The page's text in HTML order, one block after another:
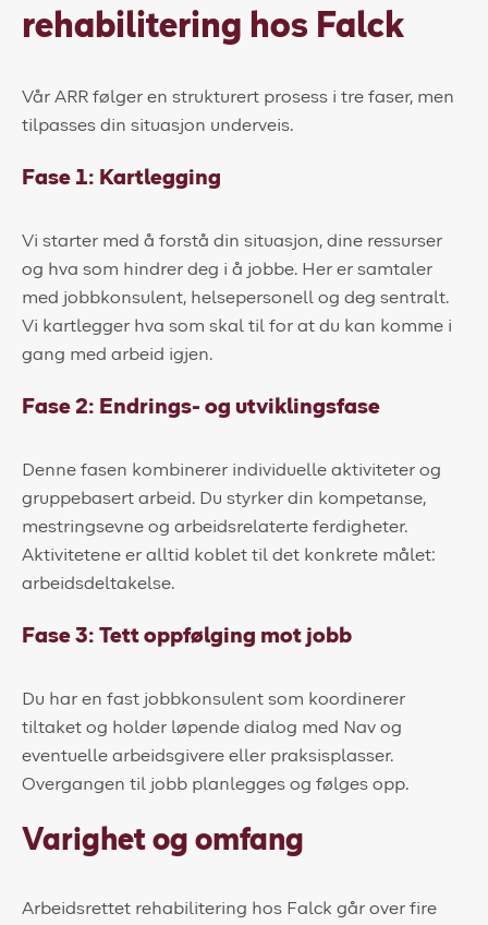
rehabilitering hos Falck
Vår ARR følger en strukturert prosess i tre faser, men
tilpasses din situasjon underveis.
Fase 1: Kartlegging
Vi starter med å forstå din situasjon, dine ressurser
og hva som hindrer deg i å jobbe. Her er samtaler
med jobbkonsulent, helsepersonell og deg sentralt.
Vi kartlegger hva som skal til for at du kan komme i
gang med arbeid igjen.
Fase 2: Endrings- og utviklingsfase
Denne fasen kombinerer individuelle aktiviteter og
gruppebasert arbeid. Du styrker din kompetanse,
mestringsevne og arbeidsrelaterte ferdigheter.
Aktivitetene er alltid koblet til det konkrete målet:
arbeidsdeltakelse.
Fase 3: Tett oppfølging mot jobb
Du har en fast jobbkonsulent som koordinerer
tiltaket og holder løpende dialog med Nav og
eventuelle arbeidsgivere eller praksisplasser.
Overgangen til jobb planlegges og følges opp.
Varighet og omfang
Arbeidsrettet rehabilitering hos Falck går over fire